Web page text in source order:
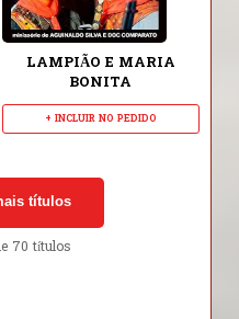
LAMPIÃO E MARIA
BONITA
+ INCLUIR NO PEDIDO
títulos
70 títulos